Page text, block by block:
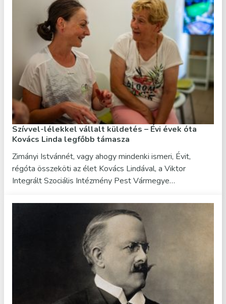
Szívvel-lélekkel vállalt küldetés – Évi évek óta
Kovács Linda legfőbb támasza
Zimányi Istvánnét, vagy ahogy mindenki ismeri, Évit,
régóta összeköti az élet Kovács Lindával, a Viktor
Integrált Szociális Intézmény Pest Vármegye…